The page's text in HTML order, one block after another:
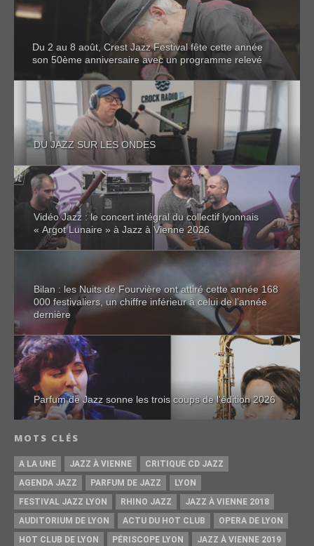
Du 2 au 8 août, Crest Jazz Festival fête cette année
son 50ème anniversaire avec un programme relevé
DU JAZZ SUR LES ONDES
Vidéo Jazz : le concert intégral du collectif lyonnais
« Argot Lunaire » à Jazz à Vienne 2026
Bilan : les Nuits de Fourvière ont attiré cette année 168
000 festivaliers, un chiffre inférieur à celui de l’année
dernière
Parfum de Jazz sonne les trois coups de l’édition 2026
MOTS CLÉS
A LA UNE JAZZ À VIENNE
CRITIQUE CD JAZZ
AGENDA JAZZ
PARFUM DE JAZZ
LYON
FESTIVAL JAZZ LYON
RHINO JAZZ
JAZZ À VIENNE 2018
AUDITORIUM DE LYON
ACTU DU HOT CLUB
OPERA DE LYON
HOT CLUB DE LYON
PÉRISCOPE LYON
JAZZ À VIENNE 2019